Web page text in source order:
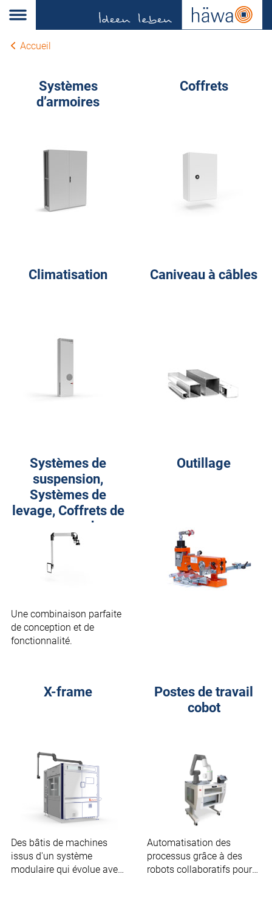
Accueil
Systèmes
d’armoires
Coffrets
Climatisation Caniveau à câbles
Systèmes de
suspension,
Systèmes de
levage, Coffrets de
commande
Une combinaison parfaite
de conception et de
fonctionnalité.
Outillage
X-frame
Des bâtis de machines
issus d'un système
modulaire qui évolue avec
Postes de travail
cobot
Automatisation des
processus grâce à des
robots collaboratifs pour